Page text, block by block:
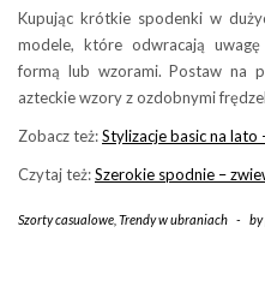
Kupując krótkie spodenki w
modele, które odwracają
formą lub wzorami. Postaw na
azteckie wzory z ozdobnymi
Zobacz też:Stylizacje basic na lato
Czytaj też:Szerokie spodnie –
Szorty casualowe Trendy w ubraniach - by